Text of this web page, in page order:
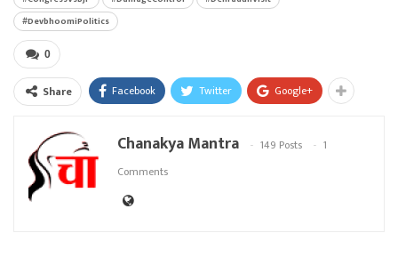
#DevbhoomiPolitics
0
Share Facebook Twitter Google+
Chanakya Mantra 149 Posts
1
Comments